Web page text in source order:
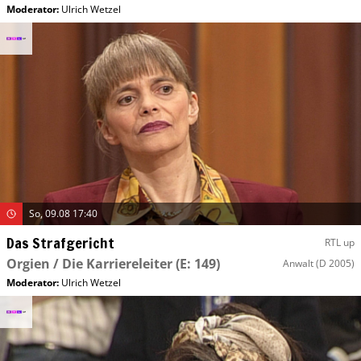
Moderator: Ulrich Wetzel
So, 09.08 17:40
Das Strafgericht RTL up
Orgien / Die Karriereleiter(E: 149) Anwalt(D 2005)
Moderator: Ulrich Wetzel